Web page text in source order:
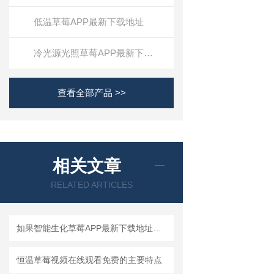
低温草莓APP最新下载地址
冷光源光照草莓APP最新下载地址
查看全部产品 >>
相关文章
RELATED ARTICLES
恒温草莓视频在线观看免费的主要特点